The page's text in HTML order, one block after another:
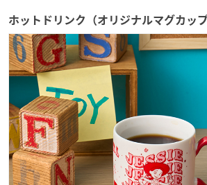
ホットドリンク（オリジナルマグカップ